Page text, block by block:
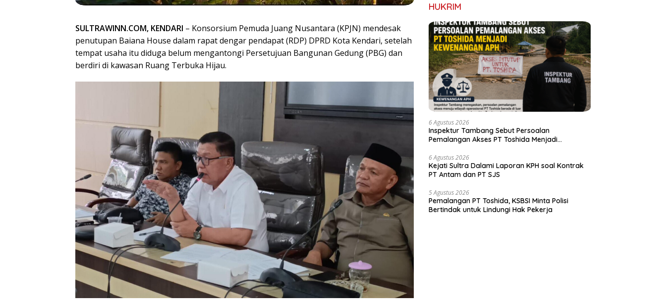
SULTRAWINN.COM, KENDARI – Konsorsium Pemuda Juang Nusantara (KPJN) mendesak
penutupan Baiana House dalam rapat dengar pendapat (RDP) DPRD Kota Kendari, setelah
tempat usaha itu diduga belum mengantongi Persetujuan Bangunan Gedung (PBG) dan
berdiri di kawasan Ruang Terbuka Hijau.
HUKRIM
6 Agustus 2026
Inspektur Tambang Sebut Persoalan
Pemalangan Akses PT Toshida Menjadi
6 Agustus 2026
Kejati Sultra Dalami Laporan KPH soal Kontrak
PT Antam dan PT SJS
5 Agustus 2026
Pemalangan PT Toshida, KSBSI Minta Polisi
Bertindak untuk Lindungi Hak Pekerja